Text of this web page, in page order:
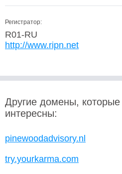
Регистратор:
R01-RU
http://www.ripn.net
Другие домены,
интересны:
pinewoodadvisory.nl
try.yourkarma.com